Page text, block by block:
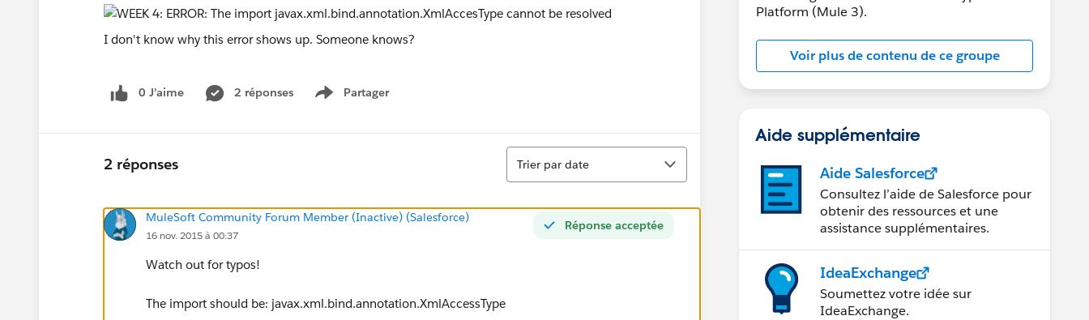
I don't know why this error shows up. Someone knows?
0 J’aime 2 réponses Partager
Show menu
2 réponses
Tri
Trier par date
Réponse acceptée
MuleSoft Community Forum Member (Inactive) (Salesforce)
16 nov. 2015 à 00:37
Watch out for typos!
The import should be: javax.xml.bind.annotation.XmlAccessType
Platform (Mule 3).
Voir plus de contenu de ce groupe
Aide supplémentaire
Aide Salesforce
Consultez l’aide de Salesforce pour
obtenir des ressources et une
assistance supplémentaires.
IdeaExchange
Soumettez votre idée sur
IdeaExchange.